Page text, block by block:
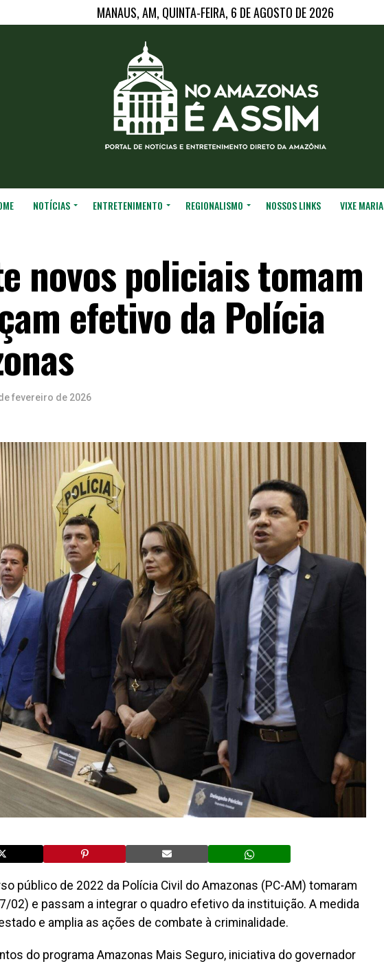
MANAUS, AM, QUINTA-FEIRA, 6 DE AGOSTO DE 2026
NOTÍCIAS ENTRETENIMENTO REGIONALISMO NOSSOS LINKS VIXE MARIA
novos policiais tomam
efetivo da Polícia
fevereiro de 2026
público de 2022 da Polícia Civil do Amazonas (PC-AM) tomaram
02) e passam a integrar o quadro efetivo da instituição. A medida
e amplia as ações de combate à criminalidade.
do programa Amazonas Mais Seguro, iniciativa do governador